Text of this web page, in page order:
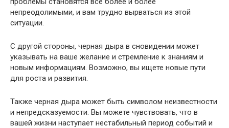
непреодолимыми, и вам трудно вырваться из этой
ситуации.
С другой стороны, черная дыра в сновидении может
указывать на ваше желание и стремление к знаниям и
новым информациям. Возможно, вы ищете новые пути
для роста и развития.
Также черная дыра может быть символом неизвестности
и непредсказуемости. Вы можете чувствовать, что в
вашей жизни наступает нестабильный период событий и